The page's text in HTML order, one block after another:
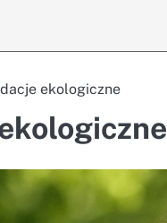
ekologiczne